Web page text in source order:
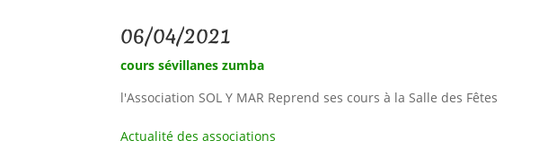
06/04/2021
cours sévillanes zumba
l'Association SOL Y MAR Reprend ses cours à la Salle des Fêtes
Actualité des associations